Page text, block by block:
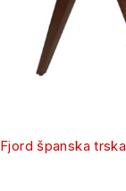
Fjord španska trska